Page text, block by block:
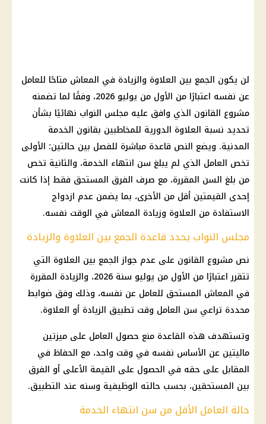
لن يكون الجمع بين العلاوة والزيادة في المعاش متاحًا للعامل
عن نفسه اعتبارًا من الأول من يوليو 2026، وفقًا لما تضمنه
مشروع القانون الذي وافق عليه مجلس النواب نهائيًا بشأن
تحديد نسبة العلاوة الدورية للمخاطبين بقانون الخدمة
المدنية. ويضع النص قاعدة مباشرة للفصل بين حالتين؛ الأولى
تخص العامل الذي لم يبلغ سن انتهاء الخدمة، والثانية تخص
من بلغ السن المقررة، مع صرف الفرق المستحق فقط إذا كانت
إحدى القيمتين أقل من الأخرى، بما يضمن عدم ازدواج
الاستفادة من العلاوة وزيادة المعاش في الوقت نفسه.
مجلس النواب يحدد قاعدة الجمع بين العلاوة والزيادة
نص مشروع القانون على عدم جواز الجمع بين العلاوة التي
تتقرر اعتبارًا من الأول من يوليو سنة 2026، والزيادة المقررة
في المعاش المستحق للعامل عن نفسه، وذلك وفق ضوابط
محددة تراعي سن العامل وقت تطبيق الزيادة أو العلاوة.
وتستهدف هذه القاعدة منع حصول العامل على ميزتين
ماليتين عن الأساس نفسه في وقت واحد، مع الحفاظ في
المقابل على حقه في الحصول على القيمة الأعلى أو الفرق
بين المستحقين، بحسب حالته الوظيفية وسنه عند التطبيق.
حالة العامل الأقل من سن انتهاء الخدمة